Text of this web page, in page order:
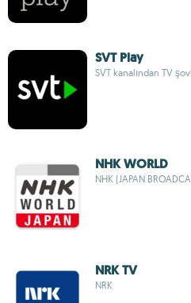
SVT Play
SVT kanalından TV
NHK WORLD
NHK (JAPAN
NRK TV
NRK